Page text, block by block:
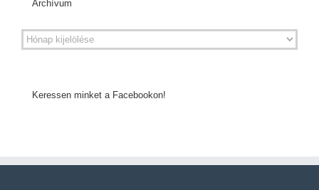
Archívum
Keressen minket a Facebookon!